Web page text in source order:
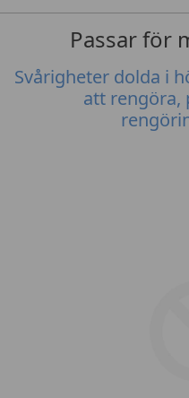
Passar för
Svårigheter dolda i
att rengöra,